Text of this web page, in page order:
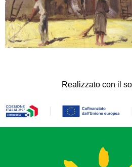
Realizzato con il